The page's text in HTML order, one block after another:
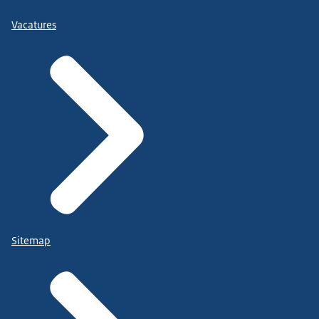
Vacatures
Sitemap